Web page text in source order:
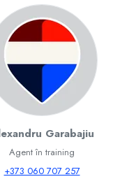
Garabajiu
Agent în training
+373 060 707 257